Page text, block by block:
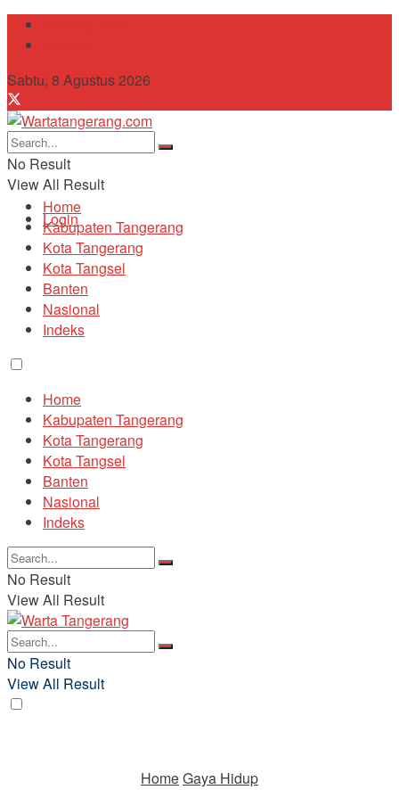
Sabtu, 8 Agustus 2026
No Result
View All Result
Login
Home
Kabupaten Tangerang
Kota Tangerang
Kota Tangsel
Banten
Nasional
Indeks
Home
Kabupaten Tangerang
Kota Tangerang
Kota Tangsel
Banten
Nasional
Indeks
No Result
View All Result
No Result
View All Result
HomeGaya Hidup